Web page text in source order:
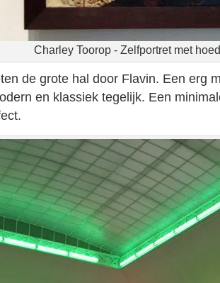
Charley Toorop - Zelfportret met
de grote hal door Flavin. Een erg
en klassiek tegelijk. Een